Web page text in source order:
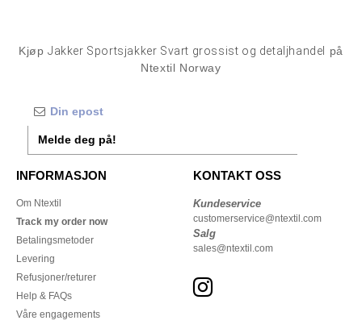
KjøpJakker Sportsjakker Svart grossist og detaljhandel
på
Ntextil Norway
Melde deg på!
INFORMASJON
Om Ntextil
Track my order now
Betalingsmetoder
Levering
Refusjoner/returer
Help & FAQs
Våre engagements
KONTAKT OSS
Kundeservice
customerservice@ntextil.com
Salg
sales@ntextil.com